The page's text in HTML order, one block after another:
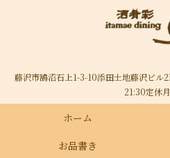
藤沢市鵠沼石上1-3-10添田土地藤沢ビ
21:30定休
ホーム
お品書き